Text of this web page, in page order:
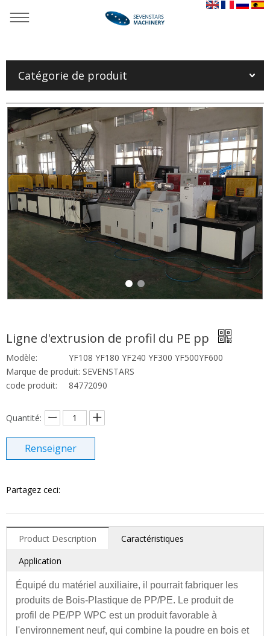
Catégorie de produit
Ligne d'extrusion de profil du PE pp
Modèle:
YF108 YF180 YF240 YF300 YF500YF600
Marque de produit: SEVENSTARS
code produit:
84772090
Quantité:
Renseigner
Partagez ceci:
Product Description
Caractéristiques
Application
Équipé du matériel auxiliaire, il pourrait fabriquer les
produits de Bois-Plastique de PP/PE. Le produit de
profil de PE/PP WPC est un produit favorable à
l'environnement neuf, qui combine la poudre en bois et